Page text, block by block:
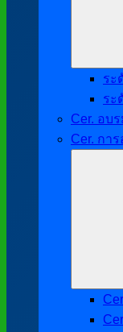
ระ
ระ
Cer. อบ
Cer. กา